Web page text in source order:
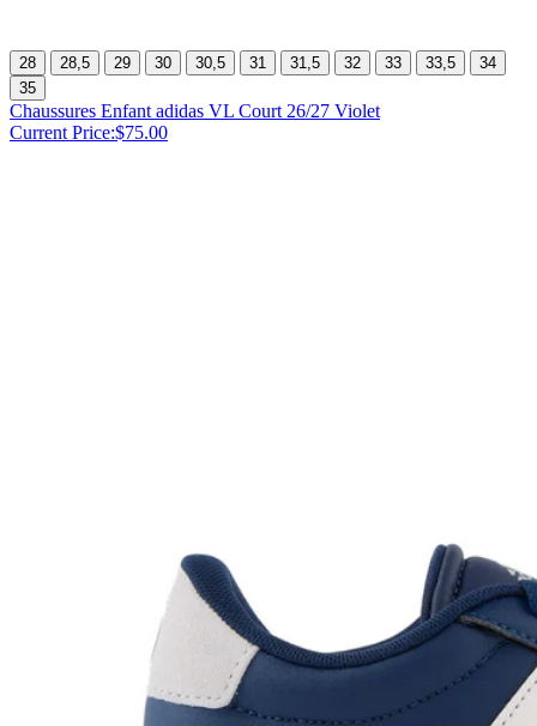
28 28,5 29 30 30,5 31 31,5 32 33 33,5
34
35
Chaussures Enfant adidas VL Court 26/27 Violet
Current Price:$75.00